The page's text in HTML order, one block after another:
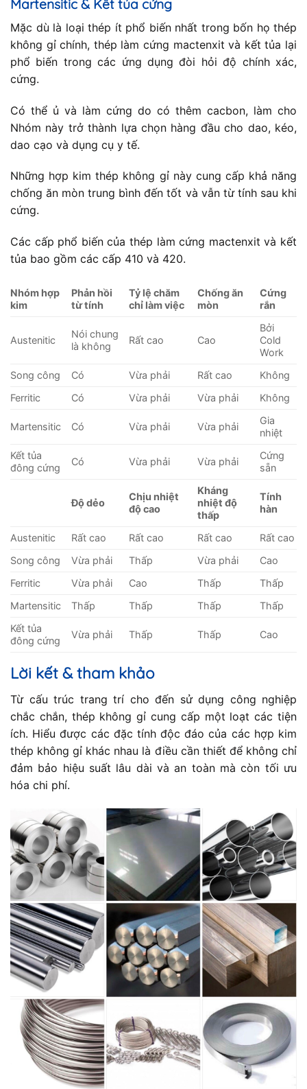
Martensitic & Kết tủa cứng
Mặc dù là loại thép ít phổ biến nhất trong bốn họ thép
không gỉ chính, thép làm cứng mactenxit và kết tủa lại
phổ biến trong các ứng dụng đòi hỏi độ chính xác,
cứng.
Có thể ủ và làm cứng do có thêm cacbon, làm cho
Nhóm này trở thành lựa chọn hàng đầu cho dao, kéo,
dao cạo và dụng cụ y tế.
Những hợp kim thép không gỉ này cung cấp khả năng
chống ăn mòn trung bình đến tốt và vẫn từ tính sau khi
cứng.
Các cấp phổ biến của thép làm cứng mactenxit và kết
tủa bao gồm các cấp 410 và 420.
Nhóm hợp
kim
Phản hồi
từ tính
Tỷ lệ chăm
chỉ làm việc
Chống ăn
mòn
Cứng
rắn
Austenitic
Nói chung
là không
Rất cao Cao
Bởi
Cold
Work
Song công
Có Vừa phải Rất cao
Không
Ferritic
Có Vừa phải Vừa phải Không
Martensitic Có Vừa phải Vừa phải
Gia
nhiệt
Kết tủa
đông cứng
Có Vừa phải Vừa phải
Cứng
sẵn
Độ dẻo
Chịu nhiệt
độ cao
Kháng
nhiệt độ
thấp
Tính
hàn
Austenitic Rất cao Rất cao Rất cao
Rất cao
Song công
Vừa phải Thấp Vừa phải
Cao
Ferritic
Vừa phải Cao Thấp
Thấp
Martensitic
Thấp Thấp Thấp
Thấp
Kết tủa
đông cứng
Vừa phải Thấp Thấp Cao
Lời kết & tham khảo
Từ cấu trúc trang trí cho đến sử dụng công nghiệp
chắc chắn, thép không gỉ cung cấp một loạt các tiện
ích. Hiểu được các đặc tính độc đáo của các hợp kim
thép không gỉ khác nhau là điều cần thiết để không chỉ
đảm bảo hiệu suất lâu dài và an toàn mà còn tối ưu
hóa chi phí.